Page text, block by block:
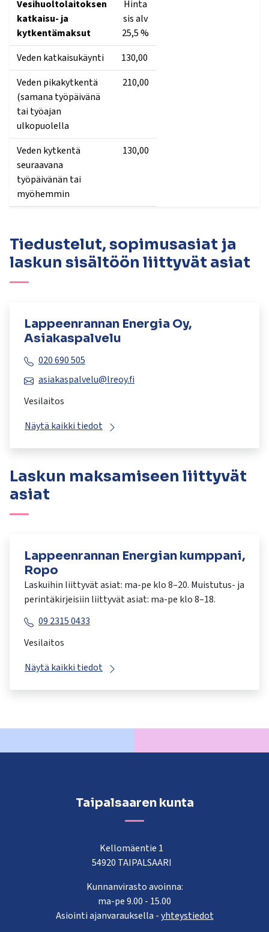
Vesihuoltolaitoksen
katkaisu- ja
kytkentämaksut
Hinta
sis alv
25,5 %
Veden katkaisukäynti
130,00
Veden pikakytkentä
(samana työpäivänä
tai työajan
ulkopuolella
210,00
Veden kytkentä
seuraavana
työpäivänän tai
myöhemmin
130,00
Tiedustelut, sopimusasiat ja
laskun sisältöön liittyvät asiat
Lappeenrannan Energia Oy,
Asiakaspalvelu
020 690 505
asiakaspalvelu@lreoy.fi
Vesilaitos
Näytä kaikki tiedot
Laskun maksamiseen liittyvät
asiat
Lappeenrannan Energian kumppani,
Ropo
Laskuihin liittyvät asiat: ma-pe klo 8–20. Muistutus- ja
perintäkirjeisiin liittyvät asiat: ma-pe klo 8–18.
09 2315 0433
Vesilaitos
Näytä kaikki tiedot
Taipalsaaren kunta
Kellomäentie 1
54920 TAIPALSAARI
Kunnanvirasto avoinna:
ma-pe 9.00 - 15.00
Asiointi ajanvarauksella -yhteystiedot